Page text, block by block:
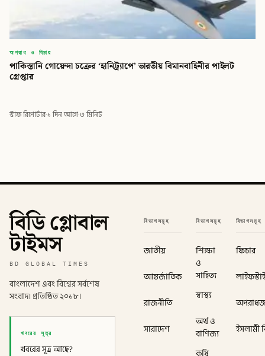
অপরাধ ও বিচার
পাকিস্তানি গোয়েন্দা চক্রের ‘হানিট্র্যাপে’ ভারতীয় বিমানবাহিনীর পাইলট
গ্রেপ্তার
স্টাফ রিপোর্টার·১ দিন আগে·৩ মিনিট
বিডি গ্লোবাল
টাইমস
BD GLOBAL TIMES
বাংলাদেশ এবং বিশ্বের সর্বশেষ
সংবাদ। প্রতিষ্ঠিত ২০১৮।
খবরের সূত্র
খবরের সূত্র আছে?
বিভাগসমূহ
জাতীয়
আন্তর্জাতিক
রাজনীতি
সারাদেশ
বিভাগসমূহ
শিক্ষা
ও
সাহিত্য
স্বাস্থ্য
অর্থ ও
বাণিজ্য
বিভাগসমূহ
ফিচার
ইসলামী